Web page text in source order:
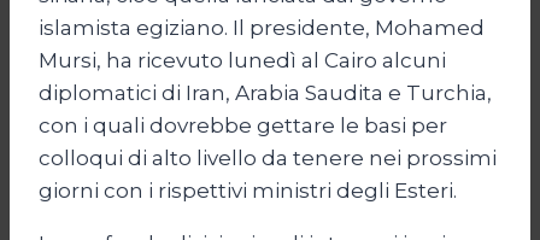
islamista egiziano. Il presidente, Mohamed
Mursi, ha ricevuto lunedì al Cairo alcuni
diplomatici di Iran, Arabia Saudita e Turchia,
con i quali dovrebbe gettare le basi per
colloqui di alto livello da tenere nei prossimi
giorni con i rispettivi ministri degli Esteri.